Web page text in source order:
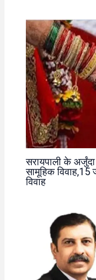
सरायपाली के
सामूहिक विवाह,15
विवाह